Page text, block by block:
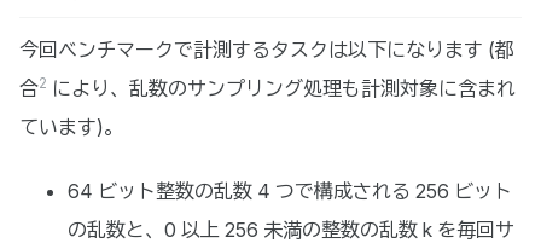
今回ベンチマークで計測するタスクは以下になります (都
合2 により、乱数のサンプリング処理も計測対象に含まれ
ています)。
64 ビット整数の乱数 4 つで構成される 256 ビット
の乱数と、0 以上 256 未満の整数の乱数 k を毎回サ